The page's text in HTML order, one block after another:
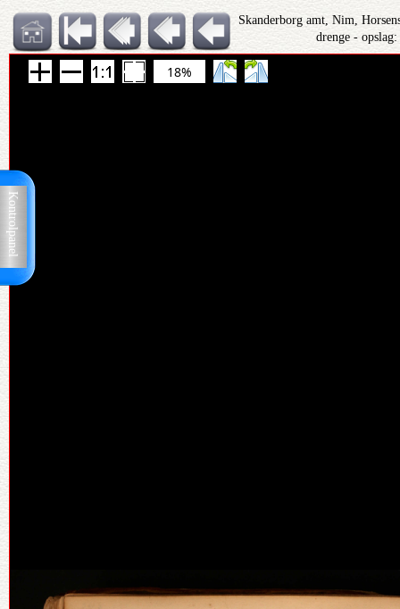
Kontrolpanel
Skanderborg amt, Nim,
drenge - opslag:
18%